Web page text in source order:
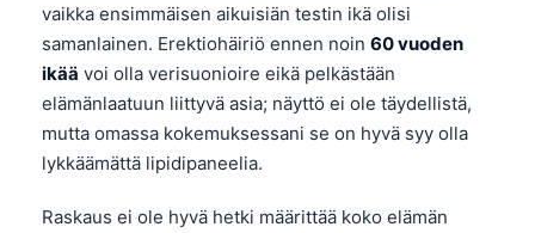
vaikka ensimmäisen aikuisiän testin ikä olisi
samanlainen. Erektiohäiriö ennen noin 60 vuoden
ikää voi olla verisuonioire eikä pelkästään
elämänlaatuun liittyvä asia; näyttö ei ole täydellistä,
mutta omassa kokemuksessani se on hyvä syy olla
lykkäämättä lipidipaneelia.
Raskaus ei ole hyvä hetki määrittää koko elämän
ဗမာစာ
Kiswahili
አማርኛ
Українська
O‘zbekcha